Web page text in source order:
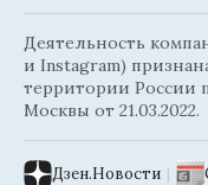
Деятельность
и Instagram)
территории России
Москвы от 21.03.2022.
Дзен.Новости |